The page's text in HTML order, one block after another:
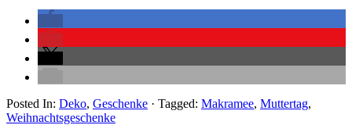
Posted In: Deko, Geschenke · Tagged: Makramee, Muttertag,
Weihnachtsgeschenke